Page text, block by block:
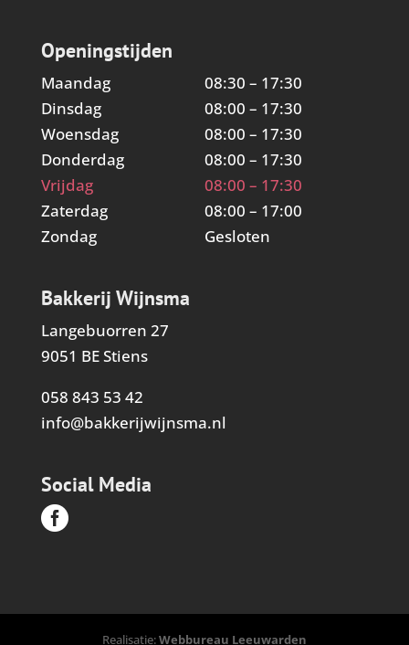
Openingstijden
Maandag
08:30 – 17:30
Dinsdag
08:00 – 17:30
Woensdag
08:00 – 17:30
Donderdag
08:00 – 17:30
Vrijdag
08:00 – 17:30
Zaterdag
08:00 – 17:00
Zondag
Gesloten
Bakkerij Wijnsma
Langebuorren 27
9051 BE Stiens
058 843 53 42
info@bakkerijwijnsma.nl
Social Media

Realisatie:Webbureau Leeuwarden